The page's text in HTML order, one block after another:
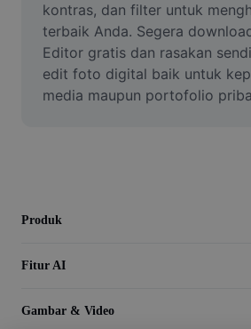
Tingkatkan kualitas
Editor Video
Pangkas Video
kontras, dan filter untuk
terbaik Anda. Segera
Editor gratis dan rasakan
edit foto digital baik untuk
media maupun portofolio
Produk
Fitur AI
Gambar & Video